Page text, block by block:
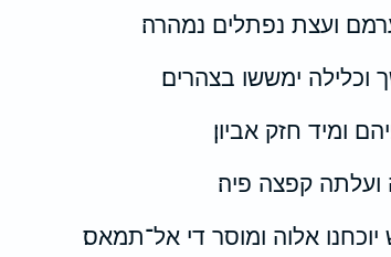
ועצת נפתלים נמהרה׃
וכלילה ימששו בצהרים׃
ומיד חזק אביון׃
ועלתה קפצה פיה׃
אלוה ומוסר די אל־תמאס׃